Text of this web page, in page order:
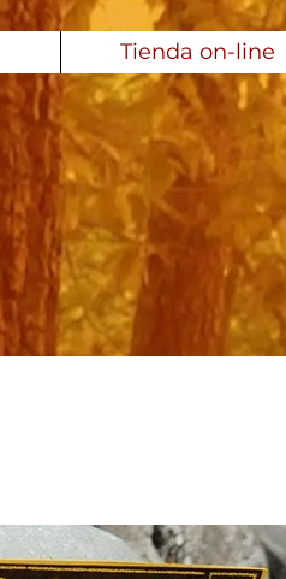
Tienda on-line